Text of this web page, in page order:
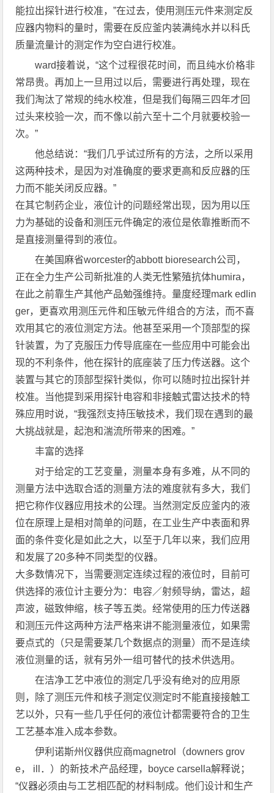
能拉出探针进行校准，”在过去，使用测压元件来测定反
应器内物料的量时，需要在反应釜内装满纯水并以科氏
质量流量计的测定作为空白进行校准。
ward接着说，“这个过程很花时间，而且纯水价格非
常昂贵。再加上一旦用过以后，需要进行再处理，现在
我们淘汰了常规的纯水校准，但是我们每隔三四年才回
过头来校验一次，而不像以前六至十二个月就要校验一
次。”
他总结说：“我们几乎试过所有的方法，之所以采用
这两种技术，是因为对准确度的要求更高和反应器的压
力而不能关闭反应器。”
在其它制药企业，液位计的问题经常出现，因为用以压
力为基础的设备和测压元件确定的液位是依靠推断而不
是直接测量得到的液位。
在美国麻省worcester的abbott bioresearch公司，
正在全力生产公司新批准的人类无性繁殖抗体humira，
在此之前靠生产其他产品勉强维持。量度经理mark edlin
ger，更喜欢用测压元件和压敏元件组合的方法，而不喜
欢用其它的液位测定方法。他甚至采用一个顶部型的探
针装置，为了克服压力传导底座在一些应用中可能会出
现的不利条件，他在探针的底座装了压力传送器。这个
装置与其它的顶部型探针类似，你可以随时拉出探针并
校准。当他提到采用探针电容和非接触式雷达技术的特
殊应用时说，“我强烈支持压敏技术，我们现在遇到的最
大挑战就是，起泡和湍流所带来的困难。”
丰富的选择
对于给定的工艺变量，测量本身有多难，从不同的
测量方法中选取合适的测量方法的难度就有多大，我们
把它称作仪器应用技术的公理。当然测定反应釜内的液
位在原理上是相对简单的问题，在工业生产中表面和界
面的条件变化是如此之大，以至于几年以来，我们应用
和发展了20多种不同类型的仪器。
大多数情况下，当需要测定连续过程的液位时，目前可
供选择的液位计主要分为：电容／射频导纳，雷达，超
声波，磁致伸缩，核子等五类。经常使用的压力传送器
和测压元件这两种方法严格来讲不能测量液位，如果需
要点式的（只是需要某几个数据点的测量）而不是连续
液位测量的话，就有另外一组可替代的技术供选用。
在洁净工艺中液位的测定几乎没有绝对的应用原
则，除了测压元件和核子测定仪测定时不能直接接触工
艺以外，只有一些几乎任何的液位计都需要符合的卫生
工艺基本准入成本参数。
伊利诺斯州仪器供应商magnetrol（downers grov
e， ill．）的新技术产品经理，boyce carsella解释说；
“仪器必须由与工艺相匹配的材料制成。他们设计和生产